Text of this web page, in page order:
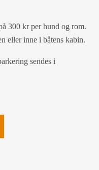
300 kr per hund og rom.
eller inne i båtens kabin.
sendes i